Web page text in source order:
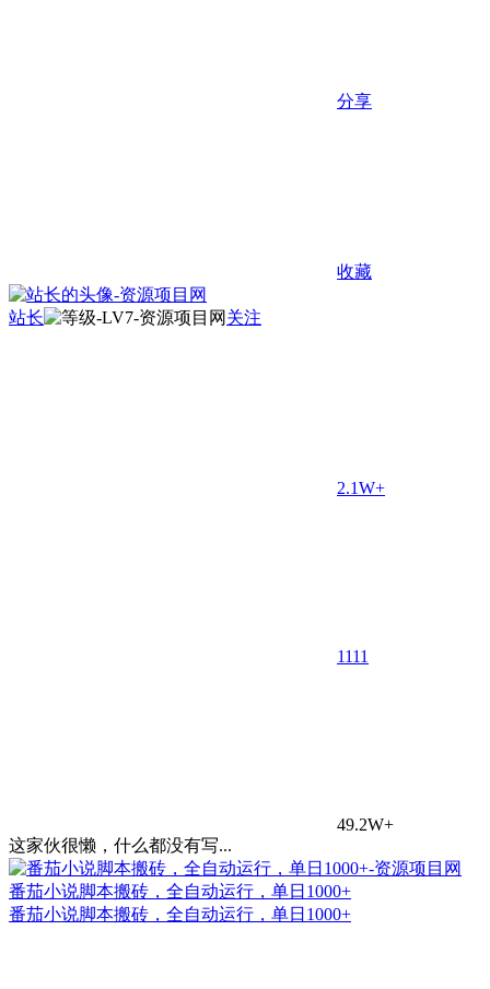
分享
收藏
站长 关注
2.1W+
1111
49.2W+
这家伙很懒，什么都没有写...
番茄小说脚本搬砖，全自动运行，单日1000+
番茄小说脚本搬砖，全自动运行，单日1000+